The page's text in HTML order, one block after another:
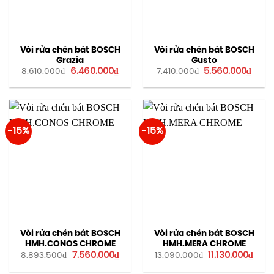
Vòi rửa chén bát BOSCH
Grazia
8.610.000₫
Giá
là:
6.460.000₫Giá
tại
6.460.000₫.
Vòi rửa chén bát BOSCH
Gusto
7.410.000₫
Giá
là:
5.560.000₫Giá
tại
-15%
Vòi rửa chén bát BOSCH
HMH.CONOS CHROME
8.893.500₫
Giá
là:
7.560.000₫Giá
tại
-15%
Vòi rửa chén bát BOSCH
HMH.MERA CHROME
13.090.000₫ Giá
là:
11.130.000₫Giá
tại